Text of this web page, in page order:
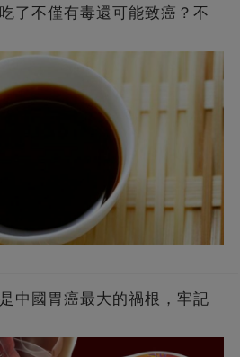
了不僅有毒還可能致癌？不
中國胃癌最大的禍根，牢記